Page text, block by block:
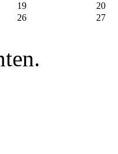
19
20
26
27